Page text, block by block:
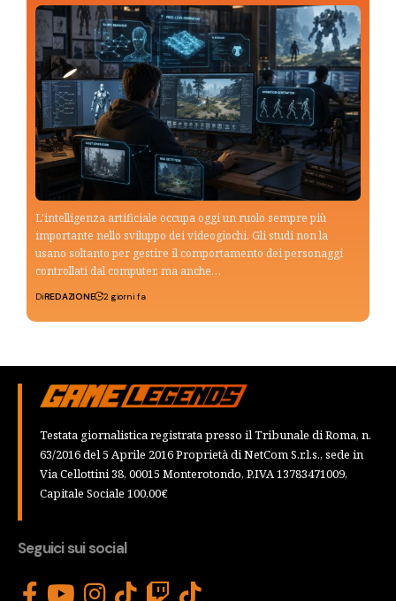
L'intelligenza artificiale occupa oggi un ruolo sempre più
importante nello sviluppo dei videogiochi. Gli studi non la
usano soltanto per gestire il comportamento dei personaggi
controllati dal computer, ma anche…
DiREDAZIONE 2 giorni fa
Testata giornalistica registrata presso il Tribunale di Roma, n.
63/2016 del 5 Aprile 2016 Proprietà di NetCom S.r.l.s., sede in
Via Cellottini 38, 00015 Monterotondo, P.IVA 13783471009,
Capitale Sociale 100,00€
Seguici sui social